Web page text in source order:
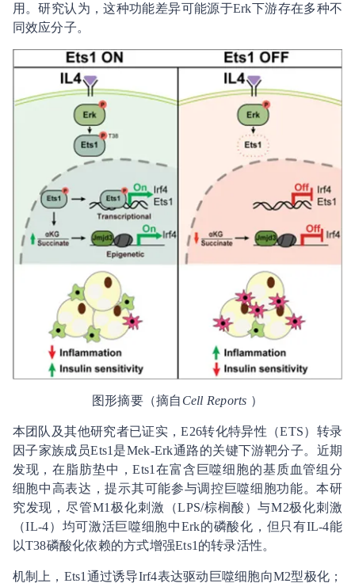
用。研究认为，这种功能差异可能源于Erk下游存在多种不
同效应分子。
图形摘要（摘自 Cell Reports ）
本团队及其他研究者已证实，E26转化特异性（ETS）转录
因子家族成员Ets1是Mek-Erk通路的关键下游靶分子。近期
发现，在脂肪垫中，Ets1在富含巨噬细胞的基质血管组分
细胞中高表达，提示其可能参与调控巨噬细胞功能。本研
究发现，尽管M1极化刺激（LPS/棕榈酸）与M2极化刺激
（IL-4）均可激活巨噬细胞中Erk的磷酸化，但只有IL-4能
以T38磷酸化依赖的方式增强Ets1的转录活性。
机制上，Ets1通过诱导Irf4表达驱动巨噬细胞向M2型极化；